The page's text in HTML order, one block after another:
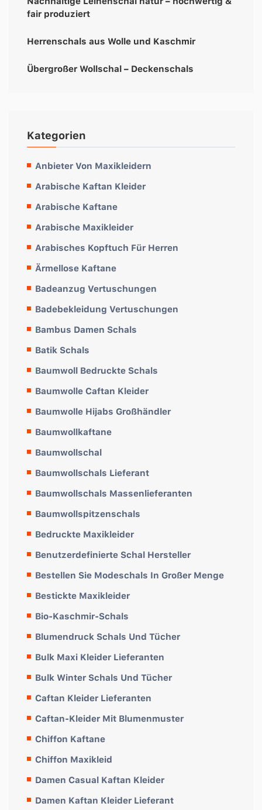
fair produziert
Herrenschals aus Wolle und Kaschmir
Übergroßer Wollschal – Deckenschals
Kategorien
Anbieter Von Maxikleidern
Arabische Kaftan Kleider
Arabische Kaftane
Arabische Maxikleider
Arabisches Kopftuch Für Herren
Ärmellose Kaftane
Badeanzug Vertuschungen
Badebekleidung Vertuschungen
Bambus Damen Schals
Batik Schals
Baumwoll Bedruckte Schals
Baumwolle Caftan Kleider
Baumwolle Hijabs Großhändler
Baumwollkaftane
Baumwollschal
Baumwollschals Lieferant
Baumwollschals Massenlieferanten
Baumwollspitzenschals
Bedruckte Maxikleider
Benutzerdefinierte Schal Hersteller
Bestellen Sie Modeschals In Großer Menge
Bestickte Maxikleider
Bio-Kaschmir-Schals
Blumendruck Schals Und Tücher
Bulk Maxi Kleider Lieferanten
Bulk Winter Schals Und Tücher
Caftan Kleider Lieferanten
Caftan-Kleider Mit Blumenmuster
Chiffon Kaftane
Chiffon Maxikleid
Damen Casual Kaftan Kleider
Damen Kaftan Kleider Lieferant